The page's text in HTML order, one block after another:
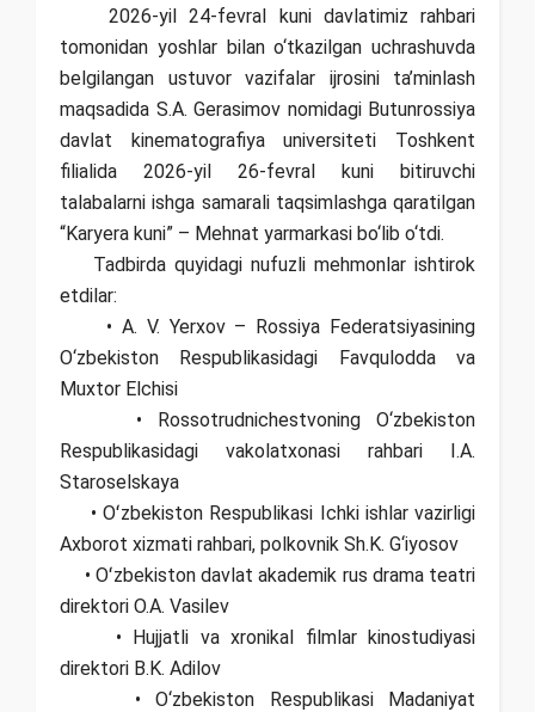
2026-yil 24-fevral kuni davlatimiz rahbari
tomonidan yoshlar bilan o‘tkazilgan uchrashuvda
belgilangan ustuvor vazifalar ijrosini ta’minlash
maqsadida S.A. Gerasimov nomidagi Butunrossiya
davlat kinematografiya universiteti Toshkent
filialida 2026-yil 26-fevral kuni bitiruvchi
talabalarni ishga samarali taqsimlashga qaratilgan
“Karyera kuni” – Mehnat yarmarkasi bo‘lib o‘tdi.
Tadbirda quyidagi nufuzli mehmonlar ishtirok
etdilar:
• A. V. Yerxov – Rossiya Federatsiyasining
O‘zbekiston Respublikasidagi Favqulodda va
Muxtor Elchisi
• Rossotrudnichestvoning O‘zbekiston
Respublikasidagi vakolatxonasi rahbari I.A.
Staroselskaya
• Oʻzbekiston Respublikasi Ichki ishlar vazirligi
Axborot xizmati rahbari, polkovnik Sh.K. G‘iyosov
• Oʻzbekiston davlat akademik rus drama teatri
direktori O.A. Vasilev
• Hujjatli va xronikal filmlar kinostudiyasi
direktori B.K. Adilov
• O‘zbekiston Respublikasi Madaniyat